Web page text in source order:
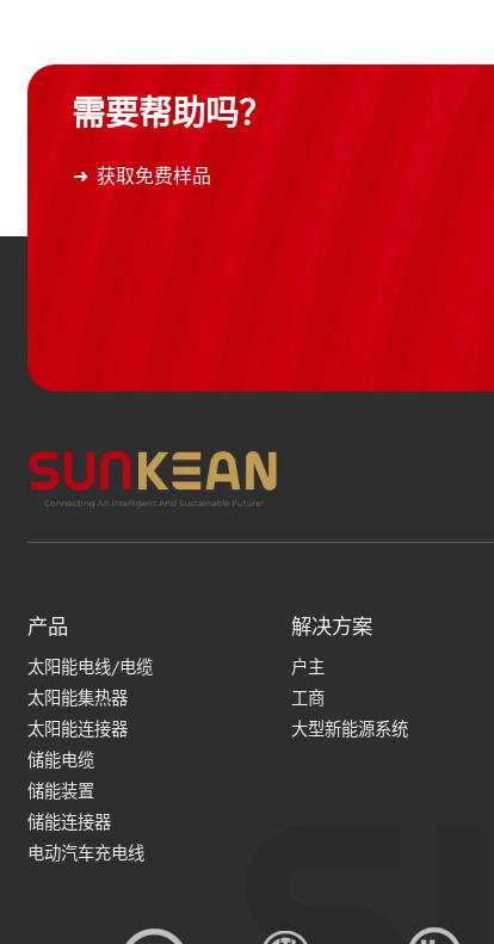
需要帮助吗？
获取免费样品
产品
太阳能电线/电缆
太阳能集热器
太阳能连接器
储能电缆
储能装置
储能连接器
电动汽车充电线
解决方案
户主
工商
大型新能源系统